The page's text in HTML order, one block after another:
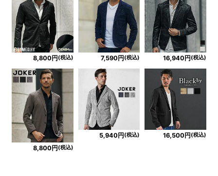
8,800円(税込) 7,590円(税込) 16,940円(税込)
8,800円 (税込)
5,940円 (税込) 16,500円 (税込)